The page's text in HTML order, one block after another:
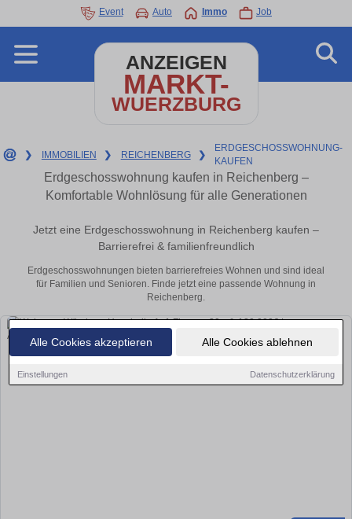
Alle Cookies akzeptieren Alle Cookies ablehnen
Einstellungen Datenschutzerklärung
Event Auto Immo Job
ANZEIGEN
MARKT-
WUERZBURG
❯ IMMOBILIEN ❯ REICHENBERG ❯
ERDGESCHOSSWOHNUNG-
KAUFEN
Erdgeschosswohnung kaufen in Reichenberg –
Komfortable Wohnlösung für alle Generationen
Jetzt eine Erdgeschosswohnung in Reichenberg kaufen –
Barrierefrei & familienfreundlich
Erdgeschosswohnungen bieten barrierefreies Wohnen und sind ideal
für Familien und Senioren. Finde jetzt eine passende Wohnung in
Reichenberg.